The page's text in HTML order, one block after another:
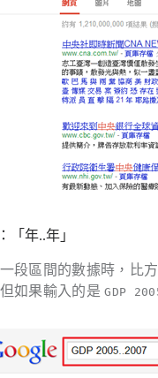
「年..年」
段區間的數據時，比
如果輸入的是GDP